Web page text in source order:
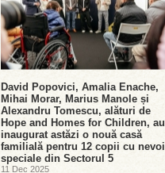
David Popovici, Amalia Enache,
Mihai Morar, Marius Manole și
Alexandru Tomescu, alături de
Hope and Homes for Children, au
inaugurat astăzi o nouă casă
familială pentru 12 copii cu nevoi
speciale din Sectorul 5
11 Dec 2025